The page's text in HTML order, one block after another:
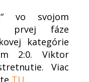
vo svojom
prvej fáze
kategórie
2:0. Viktor
Viac
TU.